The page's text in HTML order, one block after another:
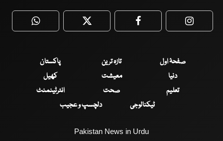
WhatsApp Twitter Facebook
صفحۂ اول تازہ ترین
پاکستان
دنیا
معیشت
کھیل
تعلیم
صحت
انٹرٹینمنٹ
ٹیکنالوجی
دلچسپ و عجیب
Pakistan News in Urdu